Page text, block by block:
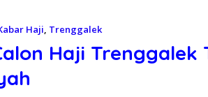
Haji, Trenggalek
Haji Trenggalek